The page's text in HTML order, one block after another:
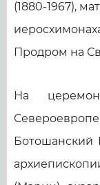
(1880-1967),
Продром на
На
Ботошанский